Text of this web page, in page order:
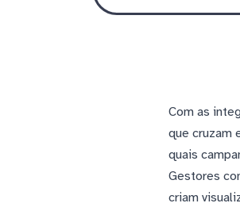
Com as
que cruzam
quais
Gestores
criam